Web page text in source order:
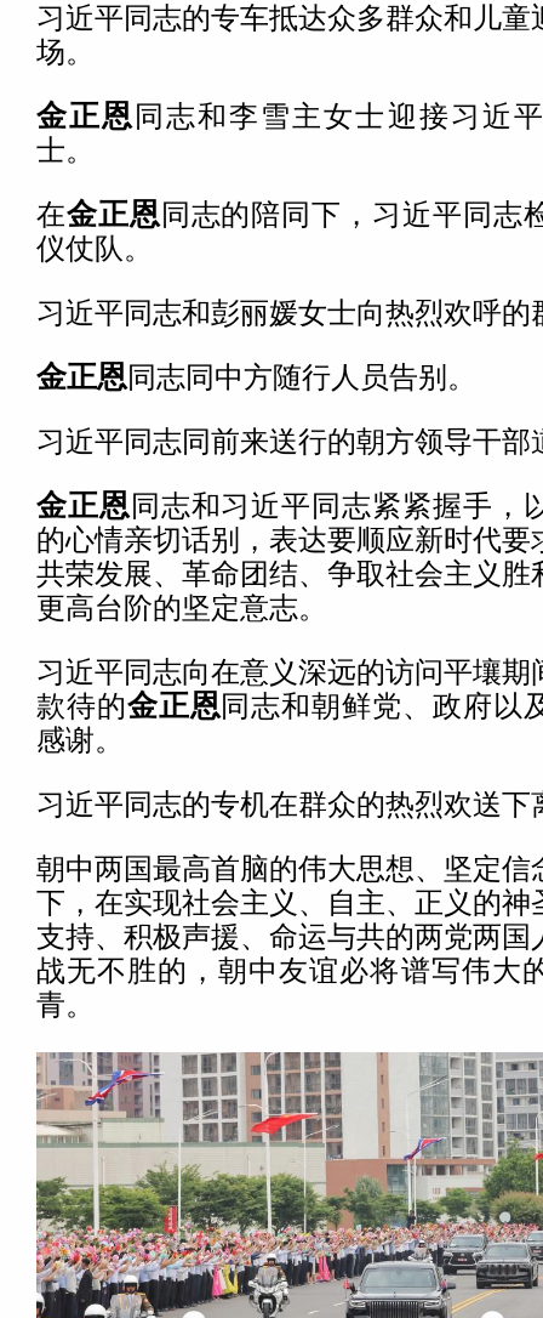
习近平同志的专车抵达众多群众和儿童
场。
金正恩 同志和李雪主女士迎接习近
士。
在金正恩同志的陪同下，习近平同志
仪仗队。
习近平同志和彭丽媛女士向热烈欢呼的
金正恩同志同中方随行人员告别。
习近平同志同前来送行的朝方领导干部
金正恩同志和习近平同志紧紧握手，
的心情亲切话别，表达要顺应新时代要
共荣发展、革命团结、争取社会主义胜
更高台阶的坚定意志。
习近平同志向在意义深远的访问平壤期
款待的金正恩同志和朝鲜党、政府以
感谢。
习近平同志的专机在群众的热烈欢送下
朝中两国最高首脑的伟大思想、坚定信
下，在实现社会主义、自主、正义的神
支持、积极声援、命运与共的两党两国
战无不胜的，朝中友谊必将谱写伟大
青。